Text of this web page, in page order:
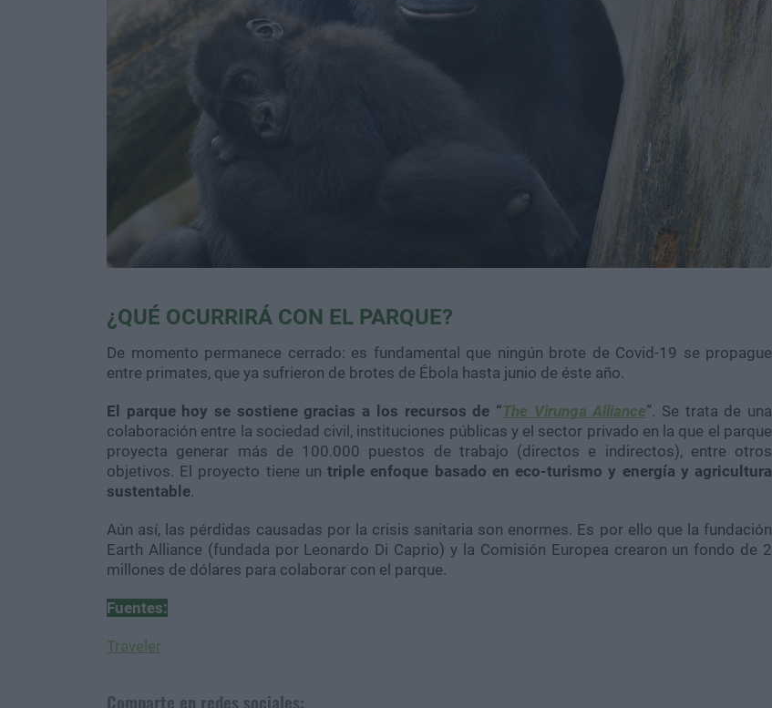
¿QUÉ OCURRIRÁ CON EL PARQUE?
De momento permanece cerrado: es fundamental que ningún brote de Covid-19 se propague
entre primates, que ya sufrieron de brotes de Ébola hasta junio de éste año.
El parque hoy se sostiene gracias a los recursos de “The Virunga Alliance”. Se trata de una
colaboración entre la sociedad civil, instituciones públicas y el sector privado en la que el parque
proyecta generar más de 100.000 puestos de trabajo (directos e indirectos), entre otros
objetivos. El proyecto tiene un triple enfoque basado en eco-turismo y energía y agricultura
sustentable.
Aún así, las pérdidas causadas por la crisis sanitaria son enormes. Es por ello que la fundación
Earth Alliance (fundada por Leonardo Di Caprio) y la Comisión Europea crearon un fondo de 2
millones de dólares para colaborar con el parque.
Fuentes:
Traveler
Comparte en redes sociales: